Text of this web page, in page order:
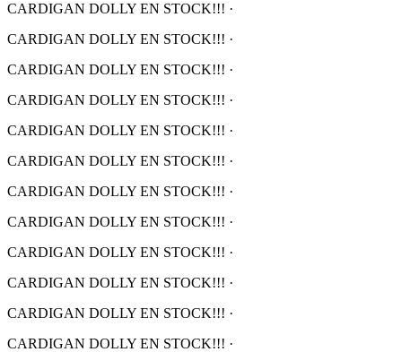
CARDIGAN DOLLY EN STOCK!!! ·
CARDIGAN DOLLY EN STOCK!!! ·
CARDIGAN DOLLY EN STOCK!!! ·
CARDIGAN DOLLY EN STOCK!!! ·
CARDIGAN DOLLY EN STOCK!!! ·
CARDIGAN DOLLY EN STOCK!!! ·
CARDIGAN DOLLY EN STOCK!!! ·
CARDIGAN DOLLY EN STOCK!!! ·
CARDIGAN DOLLY EN STOCK!!! ·
CARDIGAN DOLLY EN STOCK!!! ·
CARDIGAN DOLLY EN STOCK!!! ·
CARDIGAN DOLLY EN STOCK!!! ·